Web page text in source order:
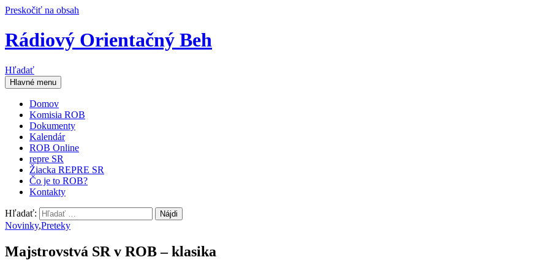
Preskočiť na obsah
Rádiový Orientačný Beh
Hľadať
Hlavné menu
Domov
Komisia ROB
Dokumenty
Kalendár
ROB Online
repre SR
Žiacka REPRE SR
Čo je to ROB?
Kontakty
Hľadať:
Novinky,Preteky
Majstrovstvá SR v ROB – klasika